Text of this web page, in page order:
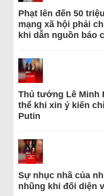
Phạt lên đến 50
mạng xã hội phải
khi dẫn nguồn báo
Thủ tướng Lê Minh
thể khi xin ý kiến
Putin
Sự nhục nhã của
nhũng khi đối diện